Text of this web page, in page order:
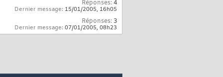
Réponses:4
Dernier message: 15/01/2005, 16h05
Réponses: 3
Dernier message: 07/01/2005, 08h23